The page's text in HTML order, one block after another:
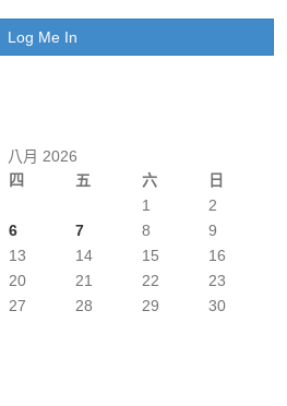
八月 2026
四 五 六 日
1
2
6 7 8
9
13 14 15
16
20 21 22
23
27 28 29
30